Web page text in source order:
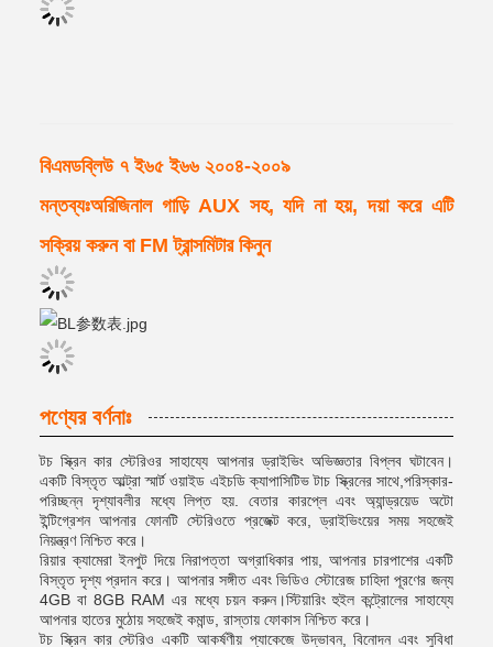
বিএমডব্লিউ ৭ ই৬৫ ই৬৬ ২০০৪-২০০৯
মন্তব্যঃঅরিজিনাল গাড়ি AUX সহ, যদি না হয়, দয়া করে এটি
সক্রিয় করুন বা FM ট্রান্সমিটার কিনুন
পণ্যের বর্ণনাঃ
টচ স্ক্রিন কার স্টেরিওর সাহায্যে আপনার ড্রাইভিং অভিজ্ঞতার বিপ্লব ঘটাবেন।
একটি বিস্তৃত আল্ট্রা স্মার্ট ওয়াইড এইচডি ক্যাপাসিটিভ টাচ স্ক্রিনের সাথে,পরিস্কার-
পরিচ্ছন্ন দৃশ্যাবলীর মধ্যে লিপ্ত হয়. বেতার কারপ্লে এবং অ্যান্ড্রয়েড অটো
ইন্টিগ্রেশন আপনার ফোনটি স্টেরিওতে প্রজেক্ট করে, ড্রাইভিংয়ের সময় সহজেই
নিয়ন্ত্রণ নিশ্চিত করে।
রিয়ার ক্যামেরা ইনপুট দিয়ে নিরাপত্তা অগ্রাধিকার পায়, আপনার চারপাশের একটি
বিস্তৃত দৃশ্য প্রদান করে। আপনার সঙ্গীত এবং ভিডিও স্টোরেজ চাহিদা পূরণের জন্য
4GB বা 8GB RAM এর মধ্যে চয়ন করুন।স্টিয়ারিং হুইল কন্ট্রোলের সাহায্যে
আপনার হাতের মুঠোয় সহজেই কমান্ড, রাস্তায় ফোকাস নিশ্চিত করে।
টচ স্ক্রিন কার স্টেরিও একটি আকর্ষণীয় প্যাকেজে উদ্ভাবন, বিনোদন এবং সুবিধা